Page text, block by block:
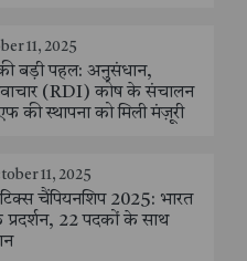
11, 2025
बड़ी पहल: अनुसंधान,
(RDI) कोष के संचालन
की स्थापना को मिली मंज़ूरी
11, 2025
चैंपियनशिप 2025: भारत
प्रदर्शन, 22 पदकों के साथ